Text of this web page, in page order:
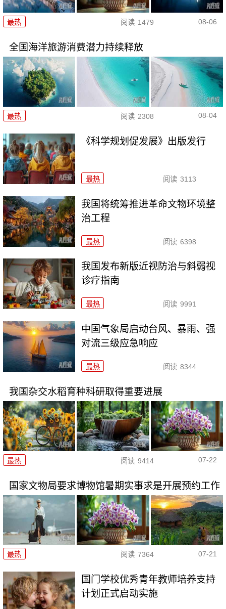
最热 阅读 1479 08-06
全国海洋旅游消费潜力持续释放
最热 阅读 2308 08-04
《科学规划促发展》出版发行
最热 阅读 3113
我国将统筹推进革命文物环境整
治工程
最热 阅读 6398
我国发布新版近视防治与斜弱视
诊疗指南
最热 阅读 9991
中国气象局启动台风、暴雨、强
对流三级应急响应
最热 阅读 8344
我国杂交水稻育种科研取得重要进展
最热 阅读 9414 07-22
国家文物局要求博物馆暑期实事求是开展预约工作
最热 阅读 7364 07-21
国门学校优秀青年教师培养支持
计划正式启动实施